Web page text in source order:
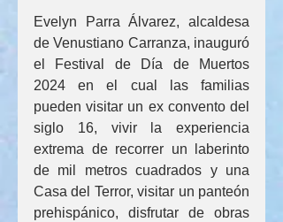
Evelyn Parra Álvarez, alcaldesa
de Venustiano Carranza, inauguró
el Festival de Día de Muertos
2024 en el cual las familias
pueden visitar un ex convento del
siglo 16, vivir la experiencia
extrema de recorrer un laberinto
de mil metros cuadrados y una
Casa del Terror, visitar un panteón
prehispánico, disfrutar de obras